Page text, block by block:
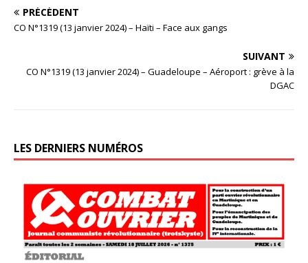
PRÉCÉDENT
CO N°1319 (13 janvier 2024) – Haïti – Face aux gangs
SUIVANT
CO N°1319 (13 janvier 2024) – Guadeloupe – Aéroport : grève à la
DGAC
LES DERNIERS NUMÉROS